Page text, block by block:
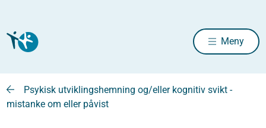
Meny
Psykisk utviklingshemning og/eller kognitiv svikt -
mistanke om eller påvist